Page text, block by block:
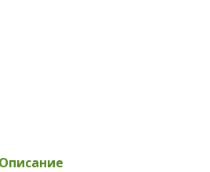
Описание